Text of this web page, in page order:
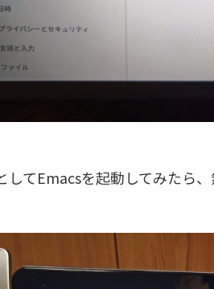
してEmacsを起動してみたら